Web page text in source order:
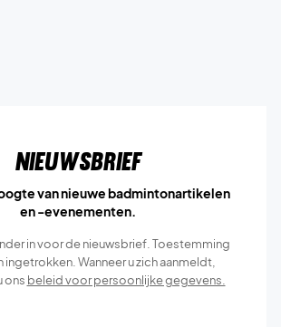
Nieuwsbrief
van nieuwe badmintonartikelen
en -evenementen.
in voor de nieuwsbrief. Toestemming
ingetrokken. Wanneer u zich aanmeldt,
ons beleid voor persoonlijke gegevens.